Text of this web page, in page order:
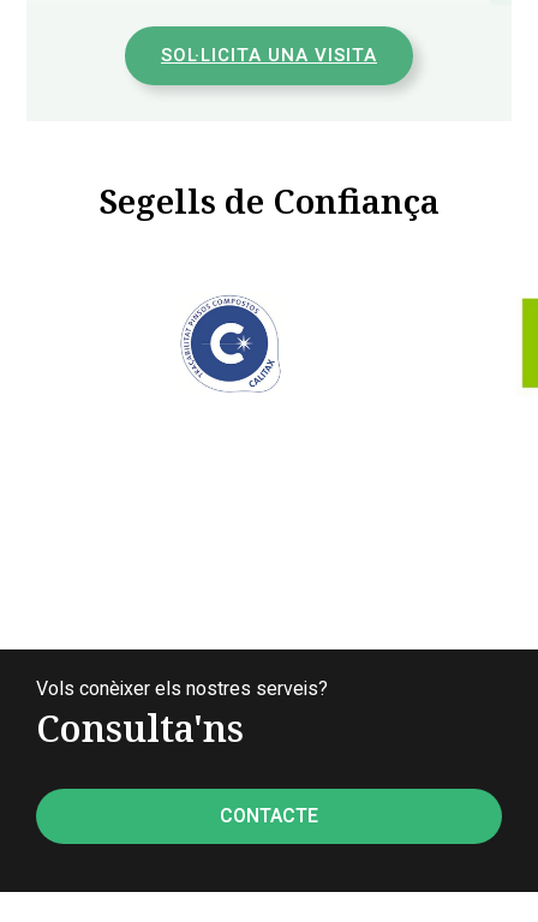
SOL·LICITA UNA VISITA
Segells de Confiança
Vols conèixer els nostres serveis?
Consulta'ns
CONTACTE